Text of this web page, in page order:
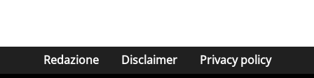
Redazione Disclaimer Privacy policy